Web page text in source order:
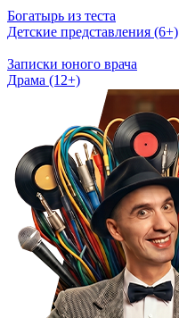
Богатырь из теста
Детские представления (6+)
Записки юного врача
Драма (12+)